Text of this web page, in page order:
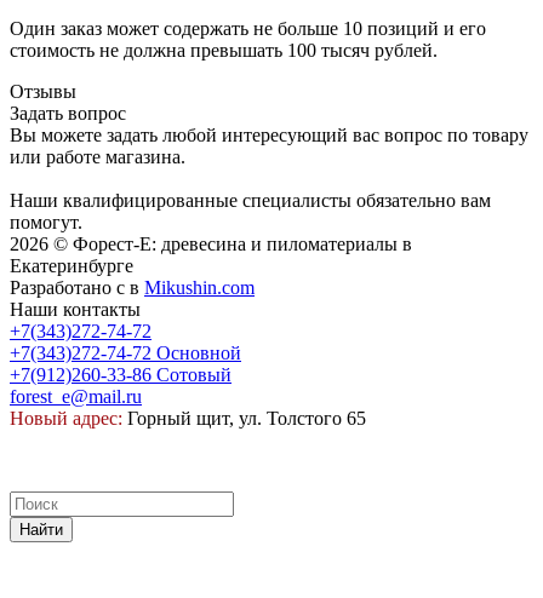
Один заказ может содержать не больше 10 позиций и его
стоимость не должна превышать 100 тысяч рублей.
Отзывы
Задать вопрос
Вы можете задать любой интересующий вас вопрос по товару
или работе магазина.
Наши квалифицированные специалисты обязательно вам
помогут.
2026 © Форест-Е: древесина и пиломатериалы в
Екатеринбурге
Разработано с в Mikushin.com
Наши контакты
+7(343)272-74-72
+7(343)272-74-72 Основной
+7(912)260-33-86 Сотовый
forest_e@mail.ru
Новый адрес: Горный щит, ул. Толстого 65
Найти